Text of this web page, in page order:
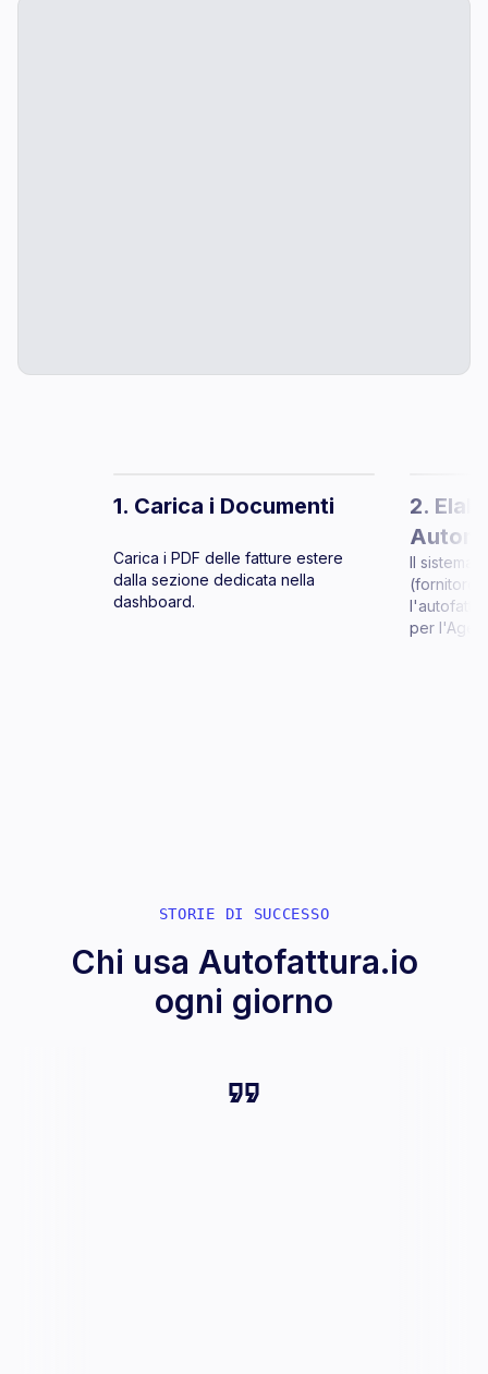
1. Carica i Documenti
Carica i PDF delle fatture estere
dalla sezione dedicata nella
dashboard.
2.
Il sistema
(fornitore,
per
STORIE DI SUCCESSO
Chi usa Autofattura.io
ogni giorno